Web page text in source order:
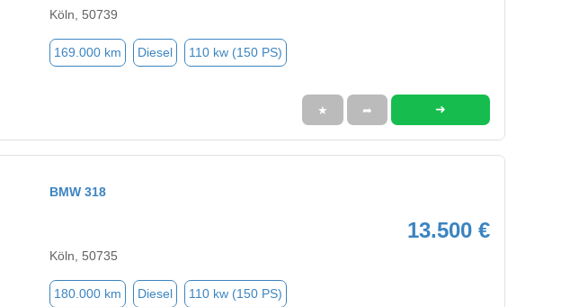
Köln, 50739
169.000 km Diesel 110 kw (150 PS)
★ ➦ ➜
BMW 318
13.500 €
Köln, 50735
180.000 km Diesel 110 kw (150 PS)